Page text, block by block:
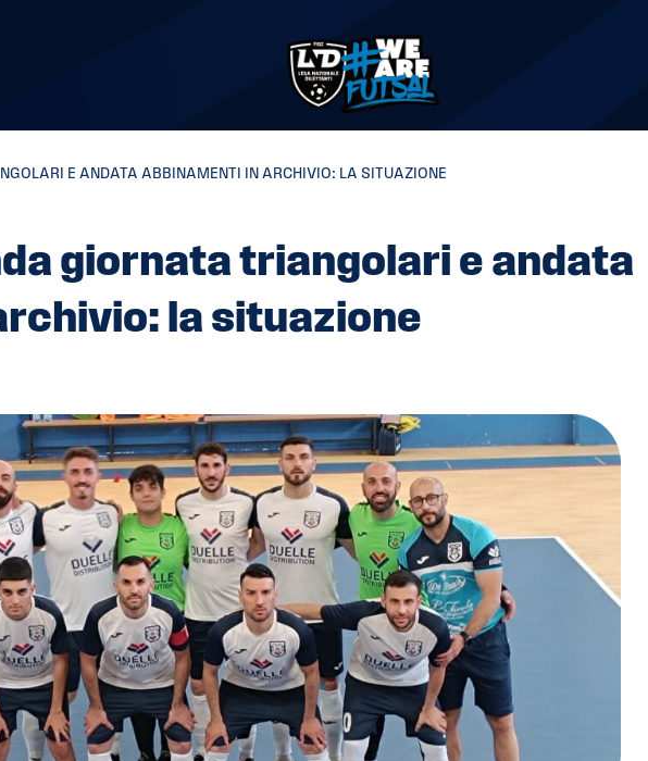
E ANDATA ABBINAMENTI IN ARCHIVIO: LA SITUAZIONE
giornata triangolari e andata
la situazione